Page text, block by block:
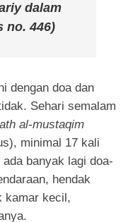
dalam
no. 446)
dengan doa dan
Sehari semalam
al-mustaqim
minimal 17 kali
banyak lagi doa-
hendak
kamar kecil,